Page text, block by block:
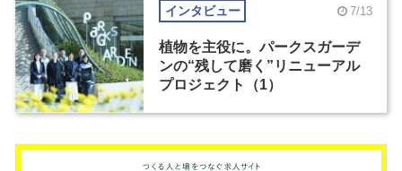
インタビュー 7/13
植物を主役に。パークスガーデ
ンの“残して磨く”リニューアル
プロジェクト（1）